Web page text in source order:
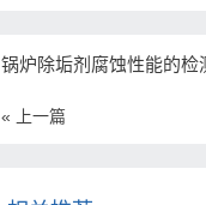
锅炉除垢剂腐蚀性能的检
« 上一篇